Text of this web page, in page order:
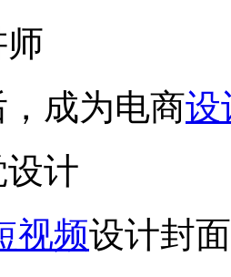
成为电商设
计
视频设计封